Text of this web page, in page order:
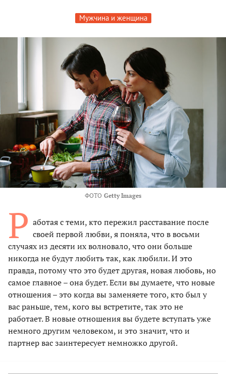
Мужчина и женщина
ФОТО Getty Images
Р аботая с теми, кто пережил расставание после
своей первой любви, я поняла, что в восьми
случаях из десяти их волновало, что они больше
никогда не будут любить так, как любили. И это
правда, потому что это будет другая, новая любовь, но
самое главное – она будет. Если вы думаете, что новые
отношения – это когда вы заменяете того, кто был у
вас раньше, тем, кого вы встретите, так это не
работает. В новые отношения вы будете вступать уже
немного другим человеком, и это значит, что и
партнер вас заинтересует немножко другой.